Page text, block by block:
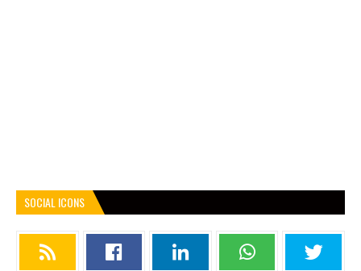
SOCIAL ICONS